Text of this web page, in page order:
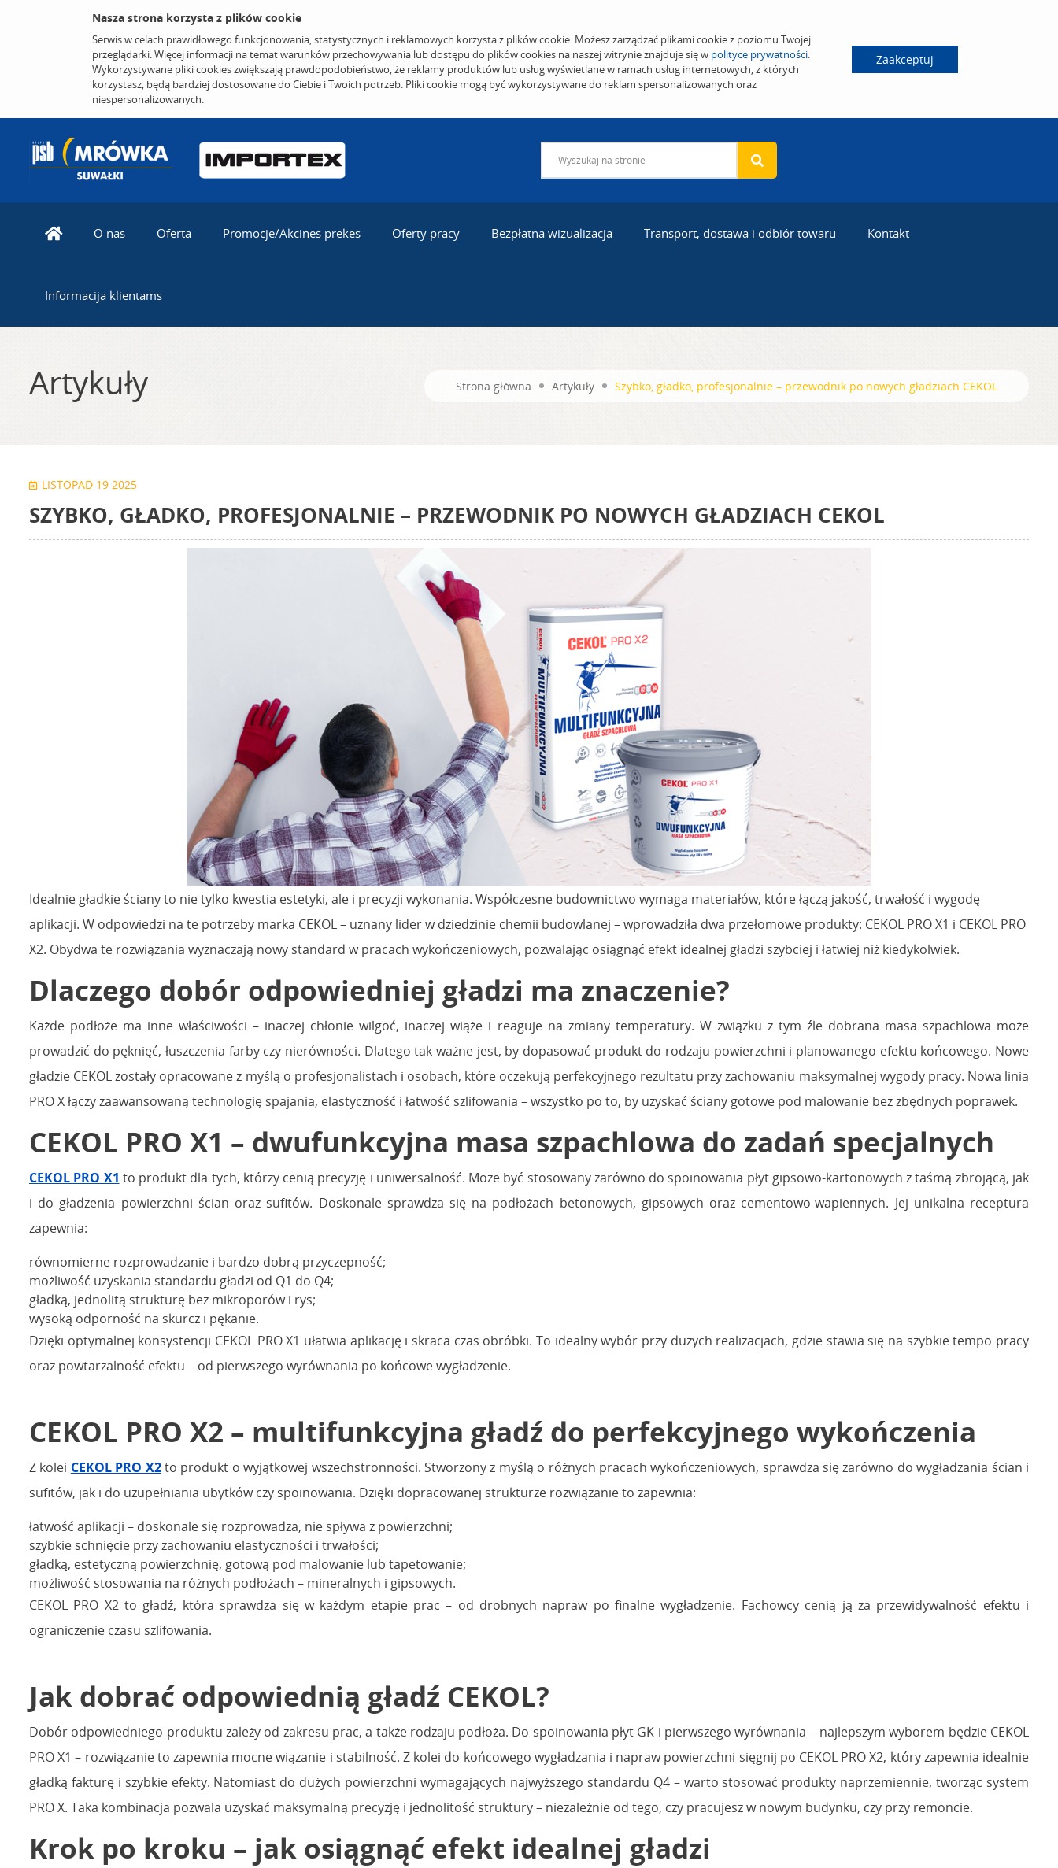
Nasza strona korzysta z plików cookie
Serwis w celach prawidłowego funkcjonowania, statystycznych i reklamowych korzysta z plików cookie. Możesz zarządzać plikami cookie z poziomu Twojej
przeglądarki. Więcej informacji na temat warunków przechowywania lub dostępu do plików cookies na naszej witrynie znajduje się w polityce prywatności.
Wykorzystywane pliki cookies zwiększają prawdopodobieństwo, że reklamy produktów lub usług wyświetlane w ramach usług internetowych, z których
korzystasz, będą bardziej dostosowane do Ciebie i Twoich potrzeb. Pliki cookie mogą być wykorzystywane do reklam spersonalizowanych oraz
niespersonalizowanych.
Zaakceptuj
O nas Oferta Promocje/Akcines prekes Oferty pracy Bezpłatna wizualizacja Transport, dostawa i odbiór towaru Kontakt
Informacija klientams
Artykuły Strona główna Artykuły Szybko, gładko, profesjonalnie – przewodnik po nowych gładziach CEKOL
LISTOPAD 19 2025
SZYBKO, GŁADKO, PROFESJONALNIE – PRZEWODNIK PO NOWYCH GŁADZIACH CEKOL
Idealnie gładkie ściany to nie tylko kwestia estetyki, ale i precyzji wykonania. Współczesne budownictwo wymaga materiałów, które łączą jakość, trwałość i wygodę
aplikacji. W odpowiedzi na te potrzeby marka CEKOL – uznany lider w dziedzinie chemii budowlanej – wprowadziła dwa przełomowe produkty: CEKOL PRO X1 i CEKOL PRO
X2. Obydwa te rozwiązania wyznaczają nowy standard w pracach wykończeniowych, pozwalając osiągnąć efekt idealnej gładzi szybciej i łatwiej niż kiedykolwiek.
Dlaczego dobór odpowiedniej gładzi ma znaczenie?
Każde podłoże ma inne właściwości – inaczej chłonie wilgoć, inaczej wiąże i reaguje na zmiany temperatury. W związku z tym źle dobrana masa szpachlowa może
prowadzić do pęknięć, łuszczenia farby czy nierówności. Dlatego tak ważne jest, by dopasować produkt do rodzaju powierzchni i planowanego efektu końcowego. Nowe
gładzie CEKOL zostały opracowane z myślą o profesjonalistach i osobach, które oczekują perfekcyjnego rezultatu przy zachowaniu maksymalnej wygody pracy. Nowa linia
PRO X łączy zaawansowaną technologię spajania, elastyczność i łatwość szlifowania – wszystko po to, by uzyskać ściany gotowe pod malowanie bez zbędnych poprawek.
CEKOL PRO X1 – dwufunkcyjna masa szpachlowa do zadań specjalnych
CEKOL PRO X1 to produkt dla tych, którzy cenią precyzję i uniwersalność. Może być stosowany zarówno do spoinowania płyt gipsowo-kartonowych z taśmą zbrojącą, jak
i do gładzenia powierzchni ścian oraz sufitów. Doskonale sprawdza się na podłożach betonowych, gipsowych oraz cementowo-wapiennych. Jej unikalna receptura
zapewnia:
równomierne rozprowadzanie i bardzo dobrą przyczepność;
możliwość uzyskania standardu gładzi od Q1 do Q4;
gładką, jednolitą strukturę bez mikroporów i rys;
wysoką odporność na skurcz i pękanie.
Dzięki optymalnej konsystencji CEKOL PRO X1 ułatwia aplikację i skraca czas obróbki. To idealny wybór przy dużych realizacjach, gdzie stawia się na szybkie tempo pracy
oraz powtarzalność efektu – od pierwszego wyrównania po końcowe wygładzenie.
CEKOL PRO X2 – multifunkcyjna gładź do perfekcyjnego wykończenia
Z kolei CEKOL PRO X2to produkt o wyjątkowej wszechstronności. Stworzony z myślą o różnych pracach wykończeniowych, sprawdza się zarówno do wygładzania ścian i
sufitów, jak i do uzupełniania ubytków czy spoinowania. Dzięki dopracowanej strukturze rozwiązanie to zapewnia:
łatwość aplikacji – doskonale się rozprowadza, nie spływa z powierzchni;
szybkie schnięcie przy zachowaniu elastyczności i trwałości;
gładką, estetyczną powierzchnię, gotową pod malowanie lub tapetowanie;
możliwość stosowania na różnych podłożach – mineralnych i gipsowych.
CEKOL PRO X2 to gładź, która sprawdza się w każdym etapie prac – od drobnych napraw po finalne wygładzenie. Fachowcy cenią ją za przewidywalność efektu i
ograniczenie czasu szlifowania.
Jak dobrać odpowiednią gładź CEKOL?
Dobór odpowiedniego produktu zależy od zakresu prac, a także rodzaju podłoża. Do spoinowania płyt GK i pierwszego wyrównania – najlepszym wyborem będzie CEKOL
PRO X1 – rozwiązanie to zapewnia mocne wiązanie i stabilność. Z kolei do końcowego wygładzania i napraw powierzchni sięgnij po CEKOL PRO X2, który zapewnia idealnie
gładką fakturę i szybkie efekty. Natomiast do dużych powierzchni wymagających najwyższego standardu Q4 – warto stosować produkty naprzemiennie, tworząc system
PRO X. Taka kombinacja pozwala uzyskać maksymalną precyzję i jednolitość struktury – niezależnie od tego, czy pracujesz w nowym budynku, czy przy remoncie.
Krok po kroku – jak osiągnąć efekt idealnej gładzi